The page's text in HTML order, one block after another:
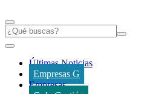
Últimas Noticias
Empresas G
Empresas